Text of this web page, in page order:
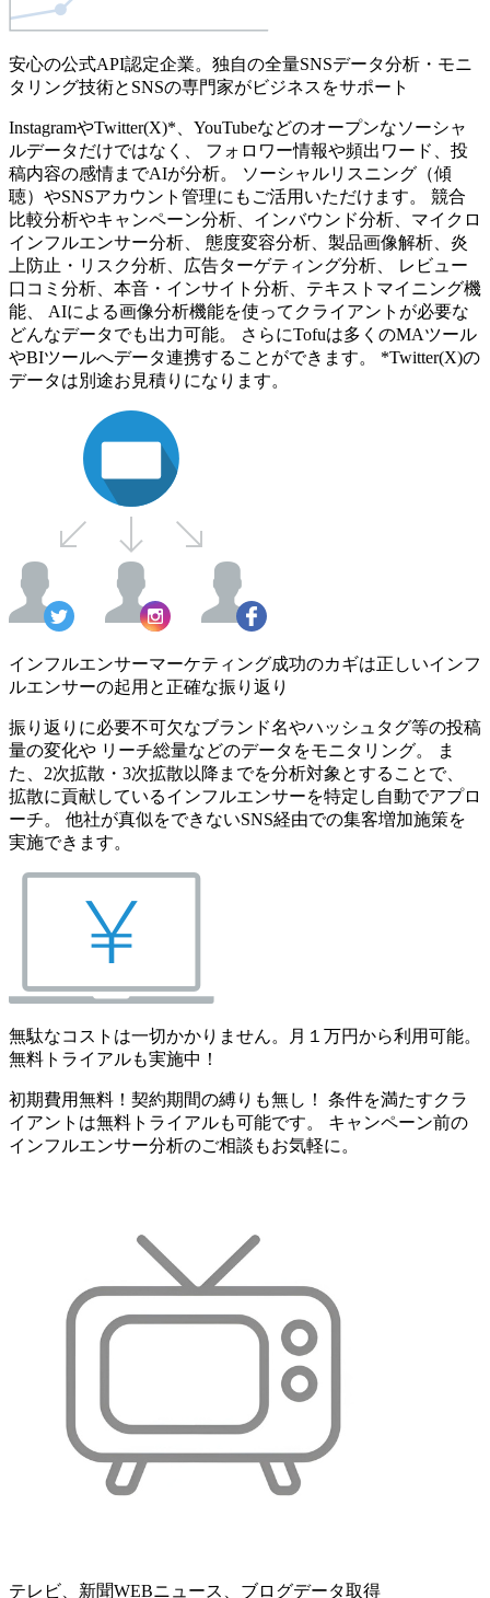
安心の公式API認定企業。独自の全量SNSデータ分析・モニ
タリング技術とSNSの専門家がビジネスをサポート
InstagramやTwitter(X)*、YouTubeなどのオープンなソーシャ
ルデータだけではなく、 フォロワー情報や頻出ワード、投
稿内容の感情までAIが分析。 ソーシャルリスニング（傾
聴）やSNSアカウント管理にもご活用いただけます。 競合
比較分析やキャンペーン分析、インバウンド分析、マイクロ
インフルエンサー分析、 態度変容分析、製品画像解析、炎
上防止・リスク分析、広告ターゲティング分析、 レビュー
口コミ分析、本音・インサイト分析、テキストマイニング機
能、 AIによる画像分析機能を使ってクライアントが必要な
どんなデータでも出力可能。 さらにTofuは多くのMAツール
やBIツールへデータ連携することができます。 *Twitter(X)の
データは別途お見積りになります。
インフルエンサーマーケティング成功のカギは正しいインフ
ルエンサーの起用と正確な振り返り
振り返りに必要不可欠なブランド名やハッシュタグ等の投稿
量の変化や リーチ総量などのデータをモニタリング。 ま
た、2次拡散・3次拡散以降までを分析対象とすることで、
拡散に貢献しているインフルエンサーを特定し自動でアプロ
ーチ。 他社が真似をできないSNS経由での集客増加施策を
実施できます。
無駄なコストは一切かかりません。月１万円から利用可能。
無料トライアルも実施中！
初期費用無料！契約期間の縛りも無し！ 条件を満たすクラ
イアントは無料トライアルも可能です。 キャンペーン前の
インフルエンサー分析のご相談もお気軽に。
テレビ、新聞WEBニュース、ブログデータ取得